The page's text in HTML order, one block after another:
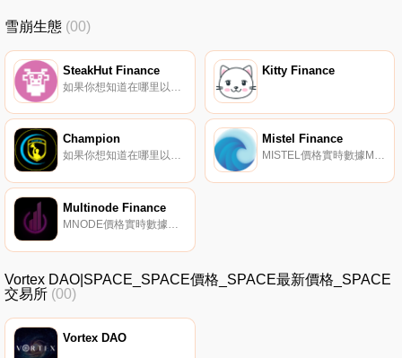
雪崩生態 (00)
SteakHut Finance Kitty Finance
Champion
如果你想知道在哪里以當前價格購買Champion,目前交易{Champion]股票的頂級加密貨幣交易所是THENA。您可以在我們的加密貨幣交易所頁面上找到其他列表.
Mistel Finance
MISTEL價格實時數據Mistel是一種代幣,代表Mistel Finance產生的利潤份額。Mistel Finance開發并實施跨鏈產量農業和賭注策略,以最大限度地提高您的投資.
Multinode Finance
MNODE價格實時數據多節點金融是一種節點協議,每個節點每天支付回報,回報隨著MNode代幣價格的波動而變化。我們的MNode代幣目標價格為每個代幣2USDC,每日獎勵從1%到2%不等。如果價格上漲,收益率就會上升.
Vortex DAO|SPACE_SPACE價格_SPACE最新價格_SPACE
交易所 (00)
Vortex DAO